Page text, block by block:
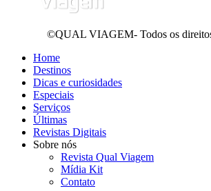
©QUAL VIAGEM- Todos os
Home
Destinos
Dicas e curiosidades
Especiais
Serviços
Últimas
Revistas Digitais
Sobre nós
Revista Qual Viagem
Mídia Kit
Contato